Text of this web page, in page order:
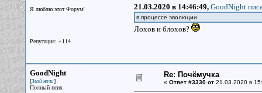
Я люблю этот Форум!
Репутация: +114
21.03.2020 в 14:46:49, GoodNight
в процессе эволюции
Лохов и блохов?
GoodNight
[Злой ночи]
Полный псих
Re: Почёмучка
« Ответ #3330 от21.03.2020 в